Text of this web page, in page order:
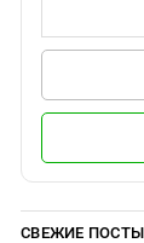
СВЕЖИЕ ПОСТЫ